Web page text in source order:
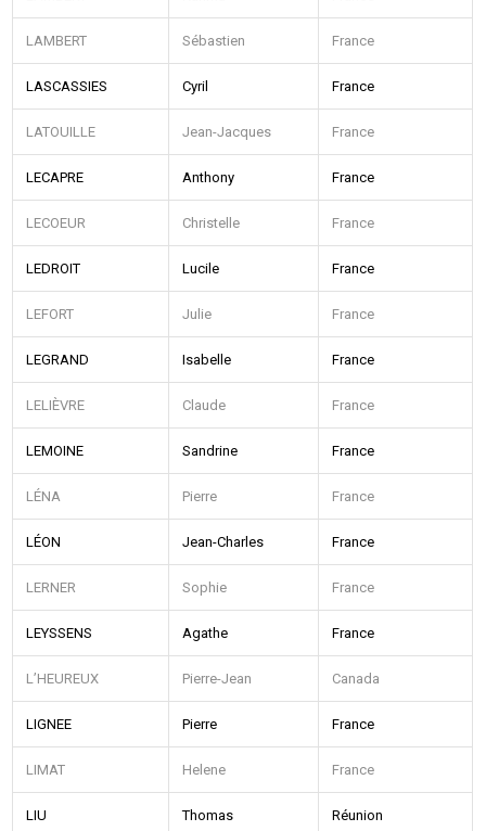
LAMBERT Sébastien France
LASCASSIES Cyril France
LATOUILLE Jean-Jacques France
LECAPRE Anthony France
LECOEUR Christelle France
LEDROIT Lucile France
LEFORT Julie France
LEGRAND Isabelle France
LELIÈVRE Claude France
LEMOINE Sandrine France
LÉNA Pierre France
LÉON Jean-Charles France
LERNER Sophie France
LEYSSENS Agathe France
L’HEUREUX Pierre-Jean Canada
LIGNEE Pierre France
LIMAT Helene France
LIU Thomas Réunion